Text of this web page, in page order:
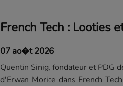
07 ao�t 2026
Quentin Sinig, fondateur et PDG
d'Erwan Morice dans French